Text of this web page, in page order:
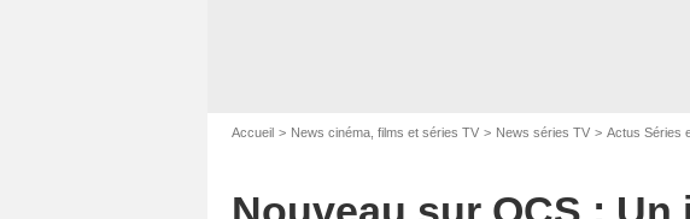
Accueil News cinéma, films et séries TV News séries TV Actus Séries